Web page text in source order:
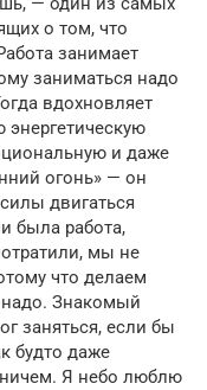
о том, что
занимает
заниматься надо
вдохновляет
и даже
огонь» — он
двигаться
была работа,
мы не
что делаем
надо. Знакомый
заняться, если бы
будто даже
ничем. Я небо люблю